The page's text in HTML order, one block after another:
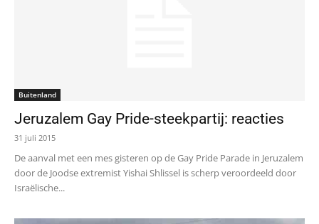
Buitenland
Jeruzalem Gay Pride-steekpartij: reacties
31 juli 2015
De aanval met een mes gisteren op de Gay Pride Parade in Jeruzalem
door de Joodse extremist Yishai Shlissel is scherp veroordeeld door
Israëlische...